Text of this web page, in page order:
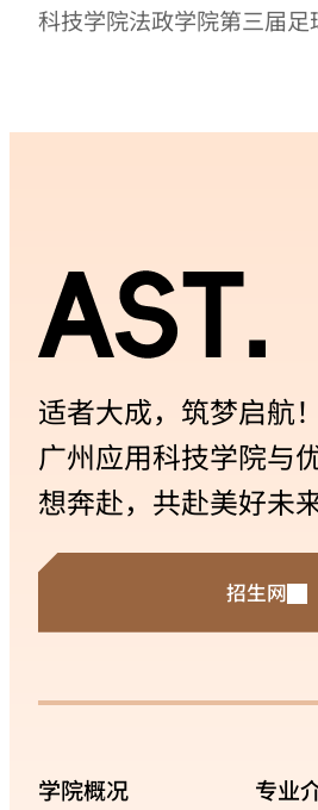
科技学院法政学院第三届
队的力量，这场属于法政
守，展现着法政学子的热血
果断、传球时的默契、射门
适者大成，筑梦启航
广州应用科技学院与
想奔赴，共赴美好未
招生网
学院概况
专业